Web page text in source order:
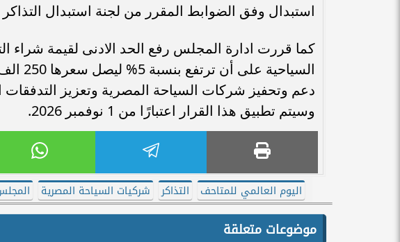
استبدال وفق الضوابط المقرر من لجنة استبدال التذاكر
كما قررت ادارة المجلس رفع الحد الادنى لقيمة شراء
دعم وتحفيز شركات السياحة المصرية وتعزيز التدفقات
وسيتم تطبيق هذا القرار اعتبارًا من 1 نوفمبر 2026.
اليوم العالمي للمتاحف التذاكر شركيات السياحة المصرية
موضوعات متعلقة